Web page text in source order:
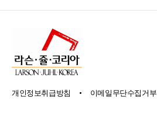
개인정보취급방침 이메일무단수집거부